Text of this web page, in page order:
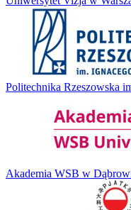
Politechnika Rzeszowska
Akademia WSB w